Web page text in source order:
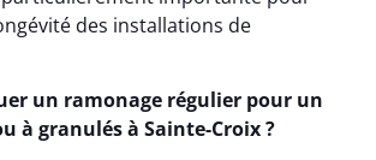
des installations de
un ramonage régulier pour un
à granulés à Sainte-Croix ?